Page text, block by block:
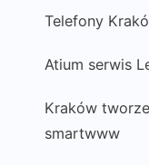
Telefony
Atium serwis
Kraków
smartwww